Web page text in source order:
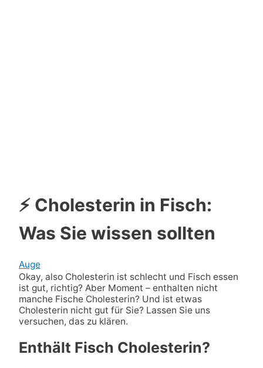
⚡ Cholesterin in Fisch:
Was Sie wissen sollten
Auge
Okay, also Cholesterin ist schlecht und Fisch essen
ist gut, richtig? Aber Moment – enthalten nicht
manche Fische Cholesterin? Und ist etwas
Cholesterin nicht gut für Sie? Lassen Sie uns
versuchen, das zu klären.
Enthält Fisch Cholesterin?